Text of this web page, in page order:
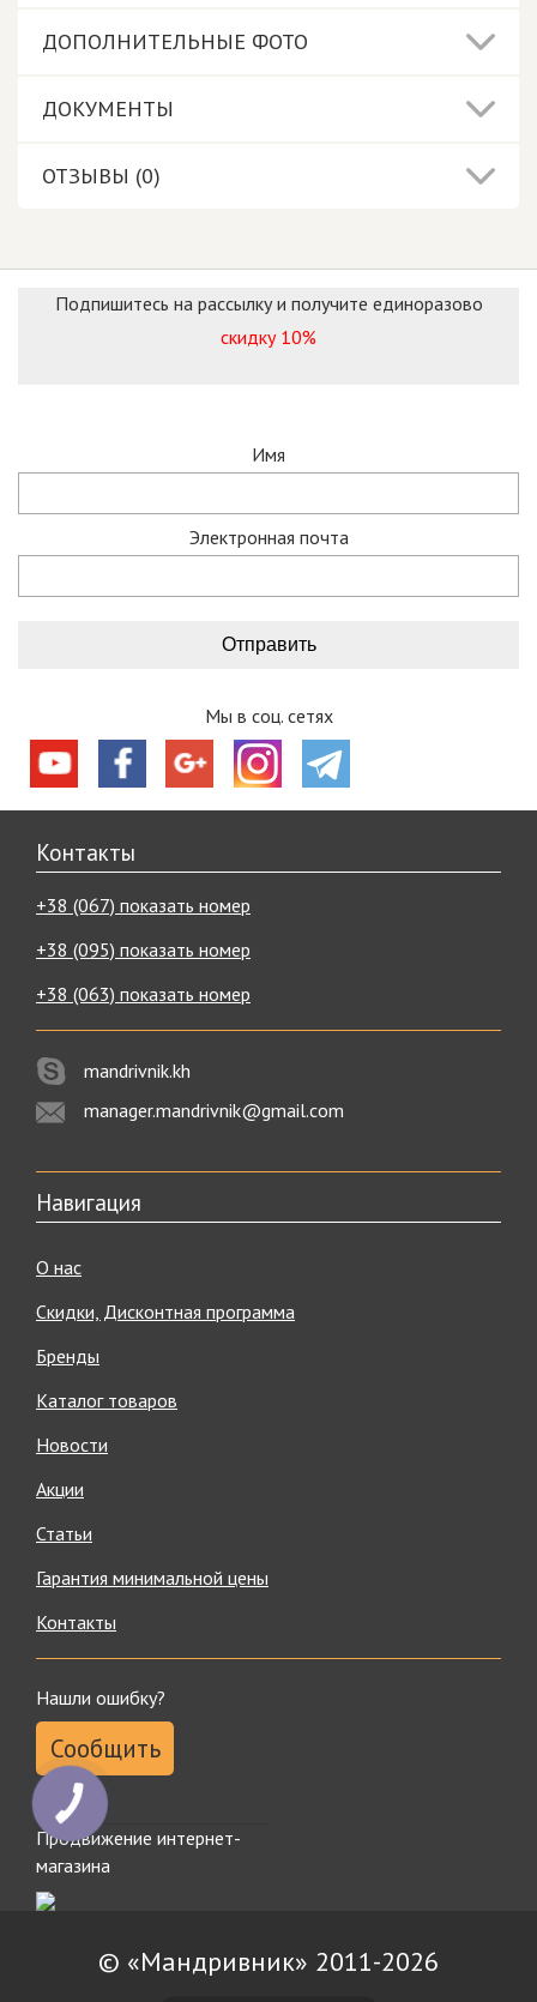
ДОПОЛНИТЕЛЬНЫЕ ФОТО
ДОКУМЕНТЫ
ОТЗЫВЫ (0)
Подпишитесь на рассылку и получите единоразово
скидку 10%
Имя
Электронная почта
Мы в соц. сетях
Контакты
+38 (067) показать номер
+38 (095) показать номер
+38 (063) показать номер
mandrivnik.kh
manager.mandrivnik@gmail.com
Навигация
О нас
Скидки, Дисконтная программа
Бренды
Каталог товаров
Новости
Акции
Статьи
Гарантия минимальной цены
Контакты
Нашли ошибку?
Сообщить
Продвижение интернет-
магазина
© «Мандривник» 2011-2026
КНОПКА
ЗВ'ЯЗКУ